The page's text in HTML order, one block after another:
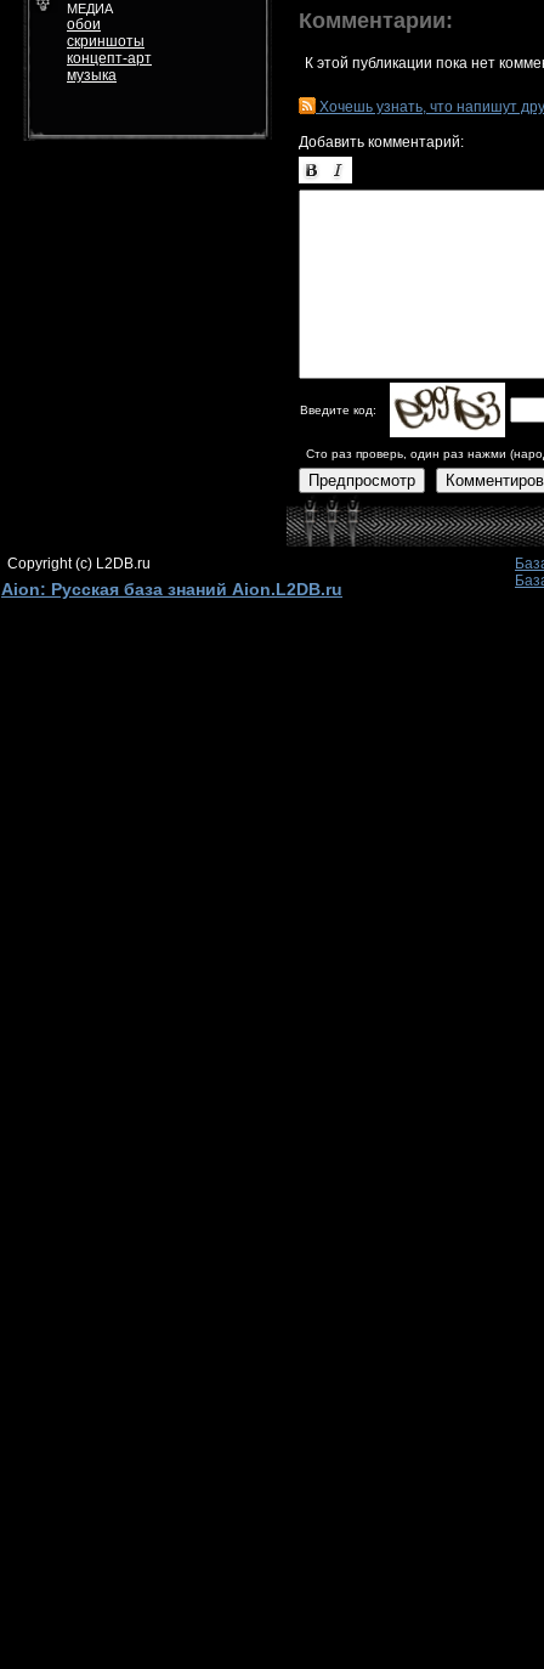
МЕДИА
обои
скриншоты
концепт-арт
музыка
Комментарии:
К этой публикации пока нет
Хочешь узнать, что напишут
Добавить комментарий:
Введите код:
Сто раз проверь, один раз нажми
Предпросмотр
Copyright (c) L2DB.ru
Aion: Русская база знаний Aion.L2DB.ru